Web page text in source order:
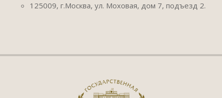
125009, г.Москва, ул. Моховая, дом 7, подъезд 2.